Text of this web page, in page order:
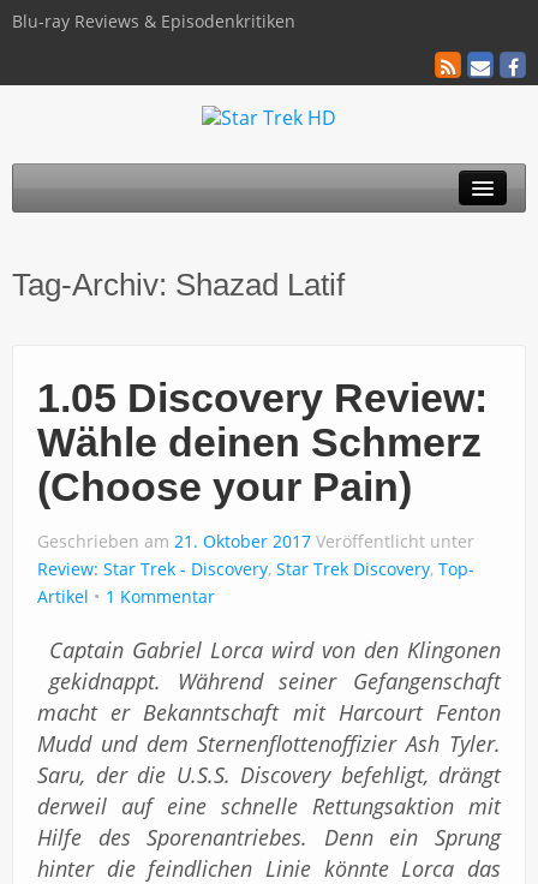
Blu-ray Reviews & Episodenkritiken
TNG
Kinofilme
Blu-ray / 4K
Über uns
Impressum
Tag-Archiv: Shazad Latif
1.05 Discovery Review:
Wähle deinen Schmerz
(Choose your Pain)
Geschrieben am 21. Oktober 2017 Veröffentlicht unter
Review: Star Trek - Discovery, Star Trek Discovery, Top-
Artikel
1 Kommentar
Captain Gabriel Lorca wird von den Klingonen
gekidnappt. Während seiner Gefangenschaft
macht er Bekanntschaft mit Harcourt Fenton
Mudd und dem Sternenflottenoffizier Ash Tyler.
Saru, der die U.S.S. Discovery befehligt, drängt
derweil auf eine schnelle Rettungsaktion mit
Hilfe des Sporenantriebes. Denn ein Sprung
hinter die feindlichen Linie könnte Lorca das